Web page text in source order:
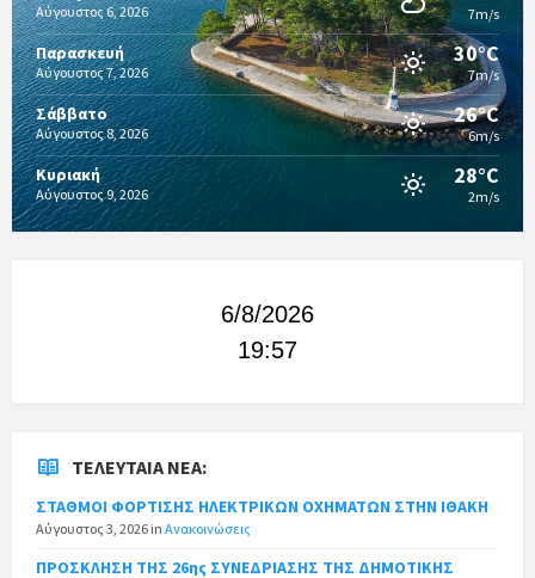
Αύγουστος 6, 2026 7m/s
Παρασκευή
Αύγουστος 7, 2026
30°C
7m/s
Σάββατο
Αύγουστος 8, 2026
26°C
6m/s
Κυριακή
Αύγουστος 9, 2026
28°C
2m/s
6/8/2026
19:57
ΤΕΛΕΥΤΑΊΑ ΝΈΑ:
ΣΤΑΘΜΟΙ ΦΟΡΤΙΣΗΣ ΗΛΕΚΤΡΙΚΩΝ ΟΧΗΜΑΤΩΝ ΣΤΗΝ ΙΘΑΚΗ
Αύγουστος 3, 2026 in Ανακοινώσεις
ΠΡΟΣΚΛΗΣΗ ΤΗΣ 26ης ΣΥΝΕΔΡΙΑΣΗΣ ΤΗΣ ΔΗΜΟΤΙΚΗΣ